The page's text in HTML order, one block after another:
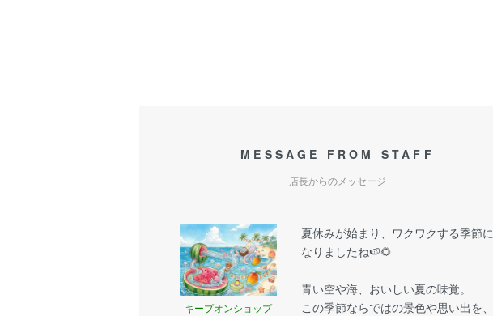
MESSAGE FROM STAFF
店長からのメッセージ
キープオンショップ
夏休みが始まり、ワクワクする季節に
なりましたね🍉🌻
青い空や海、おいしい夏の味覚。
この季節ならではの景色や思い出を、